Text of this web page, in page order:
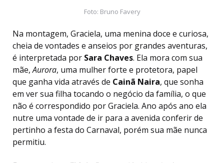
Foto: Bruno Favery
Na montagem, Graciela, uma menina doce e curiosa,
cheia de vontades e anseios por grandes aventuras,
é interpretada por Sara Chaves. Ela mora com sua
mãe,Aurora, uma mulher forte e protetora, papel
que ganha vida através de Cainã Naira, que sonha
em ver sua filha tocando o negócio da família, o que
não é correspondido por Graciela. Ano após ano ela
nutre uma vontade de ir para a avenida conferir de
pertinho a festa do Carnaval, porém sua mãe nunca
permitiu.